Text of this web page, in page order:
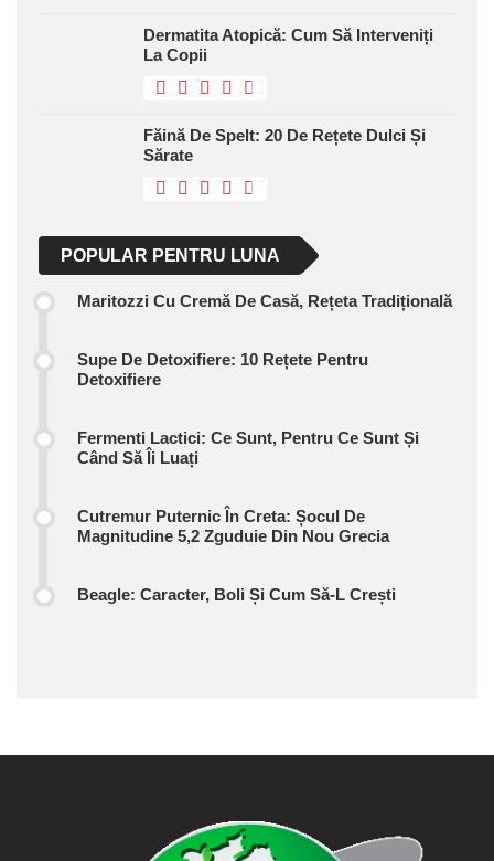
Dermatita Atopică: Cum Să Interveniți
La Copii
Făină De Spelt: 20 De Rețete Dulci Și
Sărate
POPULAR PENTRU LUNA
Maritozzi Cu Cremă De Casă, Rețeta Tradițională
Supe De Detoxifiere: 10 Rețete Pentru
Detoxifiere
Fermenti Lactici: Ce Sunt, Pentru Ce Sunt Și
Când Să Îi Luați
Cutremur Puternic În Creta: Șocul De
Magnitudine 5,2 Zguduie Din Nou Grecia
Beagle: Caracter, Boli Și Cum Să-L Crești